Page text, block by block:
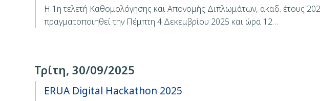
Η 1η τελετή Καθομολόγησης και Απονομής Διπλωμάτων, ακαδ. έτους
πραγματοποιηθεί την Πέμπτη 4 Δεκεμβρίου 2025 και ώρα 12…
Τρίτη, 30/09/2025
ERUA Digital Hackathon 2025